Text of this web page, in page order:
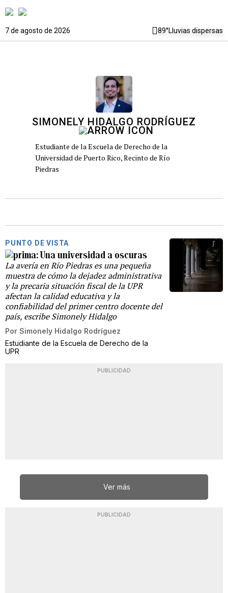
7 de agosto de 2026 89°Lluvias dispersas
SIMONELY HIDALGO RODRÍGUEZ
Estudiante de la Escuela de Derecho de la
Universidad de Puerto Rico, Recinto de Río
Piedras
PUNTO DE VISTA
Una universidad a oscuras
La avería en Río Piedras es una pequeña
muestra de cómo la dejadez administrativa
y la precaria situación fiscal de la UPR
afectan la calidad educativa y la
confiabilidad del primer centro docente del
país, escribe Simonely Hidalgo
Por Simonely Hidalgo Rodríguez
Estudiante de la Escuela de Derecho de la
UPR
PUBLICIDAD
Ver más
PUBLICIDAD